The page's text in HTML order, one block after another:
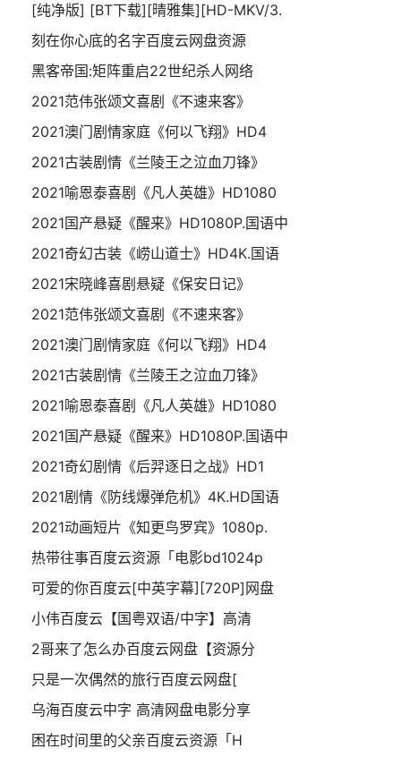
[纯净版] [BT下载][晴雅集][HD-MKV/3.
刻在你心底的名字百度云网盘资源
黑客帝国:矩阵重启22世纪杀人网络
2021范伟张颂文喜剧《不速来客》
2021澳门剧情家庭《何以飞翔》HD4
2021古装剧情《兰陵王之泣血刀锋》
2021喻恩泰喜剧《凡人英雄》HD1080
2021国产悬疑《醒来》HD1080P.国语中
2021奇幻古装《崂山道士》HD4K.国语
2021宋晓峰喜剧悬疑《保安日记》
2021范伟张颂文喜剧《不速来客》
2021澳门剧情家庭《何以飞翔》HD4
2021古装剧情《兰陵王之泣血刀锋》
2021喻恩泰喜剧《凡人英雄》HD1080
2021国产悬疑《醒来》HD1080P.国语中
2021奇幻剧情《后羿逐日之战》HD1
2021剧情《防线爆弹危机》4K.HD国语
2021动画短片《知更鸟罗宾》1080p.
热带往事百度云资源「电影bd1024p
可爱的你百度云[中英字幕][720P]网盘
小伟百度云【国粤双语/中字】高清
2哥来了怎么办百度云网盘【资源分
只是一次偶然的旅行百度云网盘[
乌海百度云中字 高清网盘电影分享
困在时间里的父亲百度云资源「H